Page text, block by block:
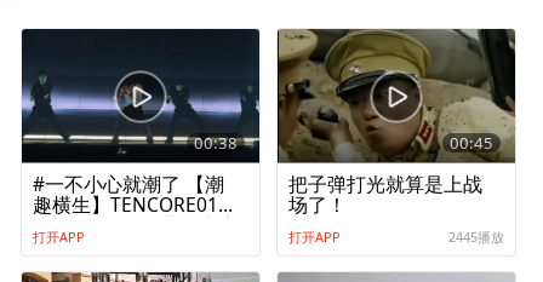
00:38
#一不小心就潮了 【潮
趣横生】TENCORE0110
《water》｜经典白上衣
好吧 但各种小洞洞必须
要有
打开APP
00:45
把子弹打光就算是上战
场了！
打开APP 2445播放